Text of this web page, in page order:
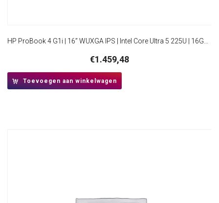
€1.459,48
Toevoegen aan winkelwagen